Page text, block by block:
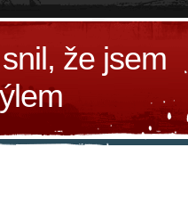
že jsem